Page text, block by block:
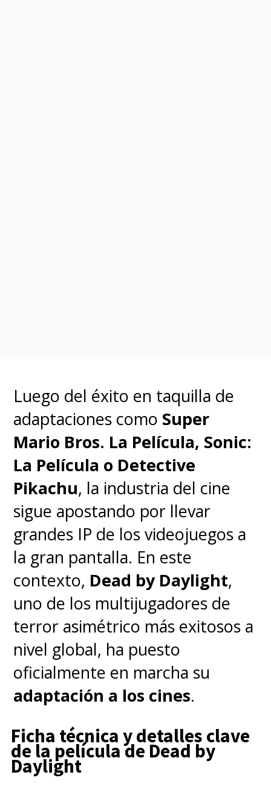
experience is here for
good. It will prevail, it will
transform"
https://t.co/8tx2bAM4GF
— TIME (@TIME)January 31, 2024
Herbert escribió en total seis
novelas de la saga, "Dune", "El
Mesías de Dune", "Hijos de Dune
"Dios Emperador de Dune",
"Herejes de Dune" y "Casa
Capitular", pero las crónicas
continuaron, y se expandieron,
de la mano de su hijo Brian
Herbert y el escritor Kevin J.
Anderson.
Luego del éxito en taquilla de
adaptaciones como Super
Mario Bros. La Película, Sonic:
La Película o Detective
Pikachu, la industria del cine
sigue apostando por llevar
grandes IP de los videojuegos a
la gran pantalla. En este
contexto, Dead by Daylight,
uno de los multijugadores de
terror asimétrico más exitosos a
nivel global, ha puesto
oficialmente en marcha su
adaptación a los cines.
Ficha técnica y detalles clave
de la película de Dead by
Daylight